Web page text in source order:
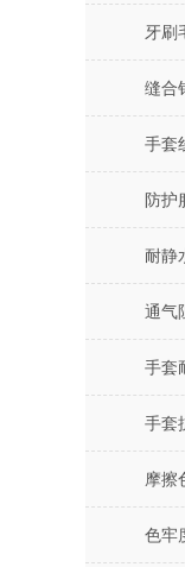
牙刷
缝合
手套
防护
耐静
通气
手套
手套
摩擦
色牢